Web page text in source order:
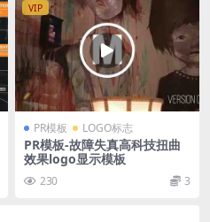
VIP
PR模板 LOGO标志
PR模板-故障失真高科技扭曲
效果logo显示模板
230 3